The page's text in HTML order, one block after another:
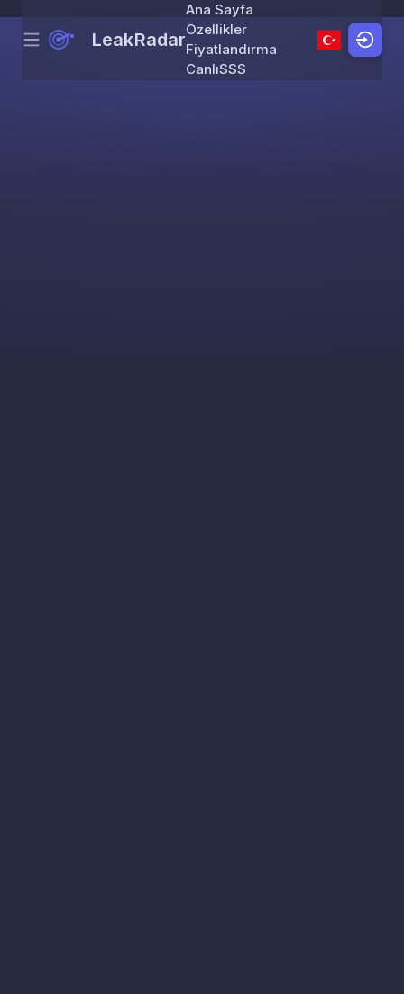
Skip to content
Menu LeakRadar
Ana Sayfa
Özellikler
Fiyatlandırma
CanlıSSS